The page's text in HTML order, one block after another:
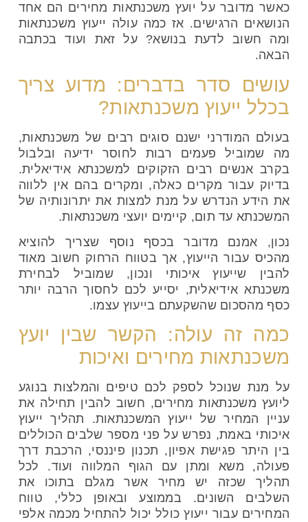
כאשר מדובר על יועץ משכנתאות מחירים הם אחד
הנושאים הרגישים. אז כמה עולה ייעוץ משכנתאות
ומה חשוב לדעת בנושא? על זאת ועוד בכתבה
הבאה.
עושים סדר בדברים: מדוע צריך
בכלל ייעוץ משכנתאות?
בעולם המודרני ישנם סוגים רבים של משכנתאות,
מה שמוביל פעמים רבות לחוסר ידיעה ובלבול
בקרב אנשים רבים הזקוקים למשכנתא אידיאלית.
בדיוק עבור מקרים כאלה, ומקרים בהם אין ללווה
את הידע הנדרש על מנת למצות את יתרונותיה של
המשכנתא עד תום, קיימים יועצי משכנתאות.
נכון, אמנם מדובר בכסף נוסף שצריך להוציא
מהכיס עבור הייעוץ, אך בטווח הרחוק חשוב מאוד
להבין שייעוץ איכותי ונכון, שמוביל לבחירת
משכנתא אידיאלית, יסייע לכם לחסוך הרבה יותר
כסף מהסכום שהשקעתם בייעוץ עצמו.
כמה זה עולה: הקשר שבין יועץ
משכנתאות מחירים ואיכות
על מנת שנוכל לספק לכם טיפים והמלצות בנוגע
ליועץ משכנתאות מחירים, חשוב להבין תחילה את
עניין המחיר של ייעוץ המשכנתאות. תהליך ייעוץ
איכותי באמת, נפרש על פני מספר שלבים הכוללים
בין היתר פגישת אפיון, תכנון פיננסי, הרכבת דרך
פעולה, משא ומתן עם הגוף המלווה ועוד. לכל
תהליך שכזה יש מחיר אשר מגלם בתוכו את
השלבים השונים. בממוצע ובאופן כללי, טווח
המחירים עבור ייעוץ כולל יכול להתחיל מכמה אלפי